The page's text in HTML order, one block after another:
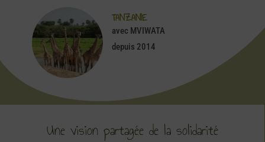
TANZANIE
avec MVIWATA
depuis 2014
Une vision partagée de la solidarité